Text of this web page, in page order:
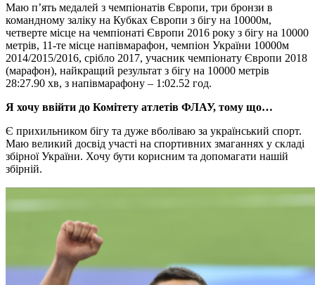
Маю п’ять медалей з чемпіонатів Європи, три бронзи в
командному заліку на Кубках Європи з бігу на 10000м,
четверте місце на чемпіонаті Європи 2016 року з бігу на 10000
метрів, 11-те місце напівмарафон, чемпіон України 10000м
2014/2015/2016, срібло 2017, учасник чемпіонату Європи 2018
(марафон), найкращий результат з бігу на 10000 метрів
28:27.90 хв, з напівмарафону – 1:02.52 год.
Я хочу ввійти до Комітету атлетів ФЛАУ, тому що…
Є прихильником бігу та дуже вболіваю за український спорт.
Маю великий досвід участі на спортивних змаганнях у складі
збірної України. Хочу бути корисним та допомагати нашій
збірній.